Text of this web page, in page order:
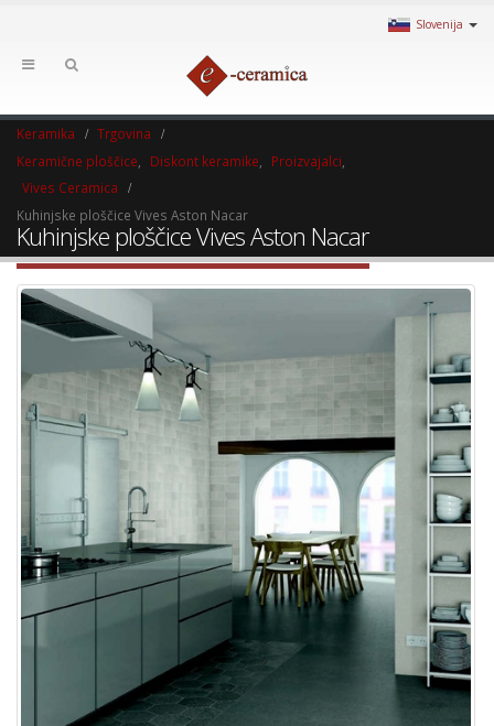
Slovenija
Keramika
Trgovina
Keramične ploščice
Diskont keramike Proizvajalci
Vives Ceramica
Kuhinjske ploščice Vives Aston Nacar
Kuhinjske ploščice Vives Aston Nacar